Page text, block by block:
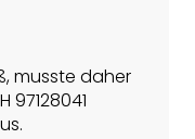
musste daher
97128041